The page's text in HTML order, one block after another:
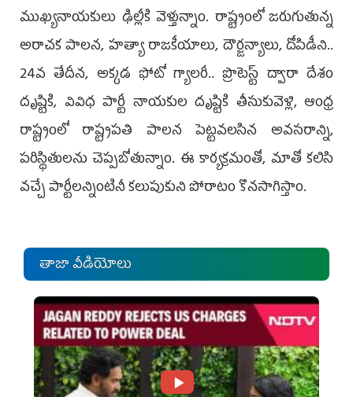
ముఖ్యనాయకులు ఢిల్లీకి వెళ్తున్నాం. రాష్ట్రంలో జరుగుతున్న
అరాచక పాలన, హత్యా రాజకీయాలు, దౌర్జన్యాలు, దోపిడీని..
24వ తేదీన, అక్కడ ఫోటో గ్యాలరీ.. ప్రొటెస్ట్‌ ద్వారా దేశం
దృష్టికి, వివిధ పార్టీ నాయకుల దృష్టికి తీసుకువెళ్లి, ఆంధ్ర
రాష్ట్రంలో రాష్ట్రపతి పాలన పెట్టవలసిన అవసరాన్ని,
పరిస్థితులను చెప్పబోతున్నాం. ఈ కార్యక్రమంతో, మాతో కలిసి
వచ్చే పార్టీలన్నింటినీ కలుపుకుని పోరాటం కొనసాగిస్తాం.
తాజా వీడియోలు